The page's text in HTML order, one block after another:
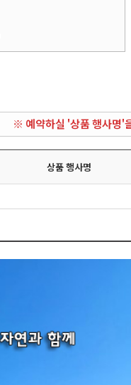
※ 예약하실 '상품 행사명'
상품 행사명